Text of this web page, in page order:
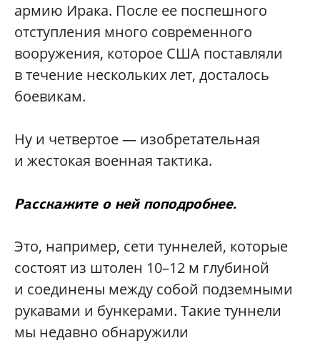
армию Ирака. После ее поспешного
отступления много современного
вооружения, которое США поставляли
в течение нескольких лет, досталось
боевикам.
Ну и четвертое — изобретательная
и жестокая военная тактика.
Расскажите о ней поподробнее.
Это, например, сети туннелей, которые
состоят из штолен 10–12 м глубиной
и соединены между собой подземными
рукавами и бункерами. Такие туннели
мы недавно обнаружили